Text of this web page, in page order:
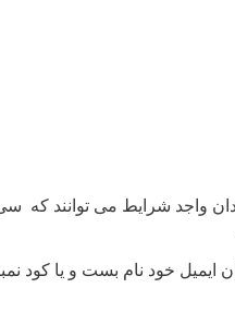
واجد شرایط می توانند که
خود نام بست و یا کود نمبر